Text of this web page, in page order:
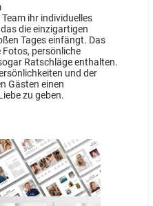
ihr individuelles
die einzigartigen
Tages einfängt. Das
persönliche
Ratschläge enthalten.
und der
Gästen einen
zu geben.